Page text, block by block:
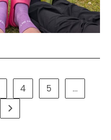
4 5
…
Aller à la page suivante